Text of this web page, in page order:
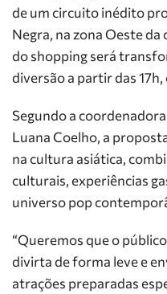
de um circuito inédito
Negra, na zona Oeste
do shopping será
diversão a partir das
Segundo a
Luana Coelho, a
na cultura asiática,
culturais, experiências
universo pop
“Queremos que o
divirta de forma leve e
atrações preparadas